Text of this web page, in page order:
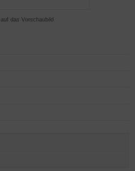
das Vorschaubild